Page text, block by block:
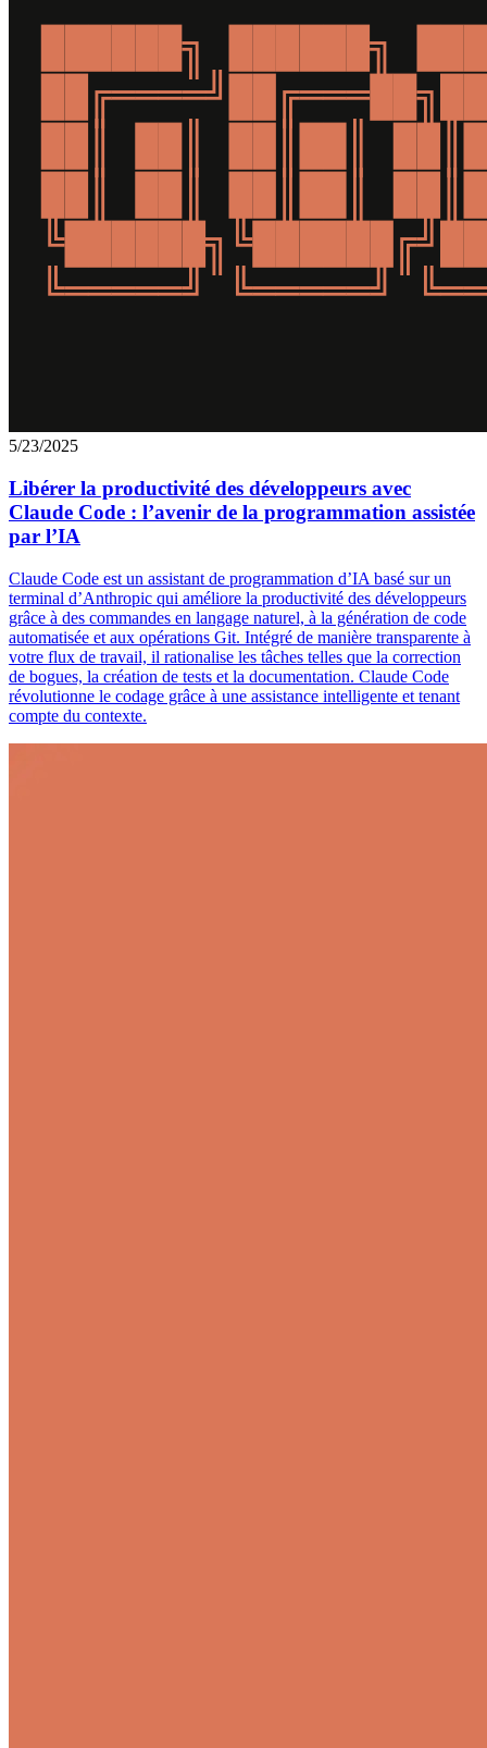
5/23/2025
Libérer la productivité des développeurs avec
Claude Code : l’avenir de la programmation assistée
par l’IA
Claude Code est un assistant de programmation d’IA basé sur un
terminal d’Anthropic qui améliore la productivité des développeurs
grâce à des commandes en langage naturel, à la génération de code
automatisée et aux opérations Git. Intégré de manière transparente à
votre flux de travail, il rationalise les tâches telles que la correction
de bogues, la création de tests et la documentation. Claude Code
révolutionne le codage grâce à une assistance intelligente et tenant
compte du contexte.